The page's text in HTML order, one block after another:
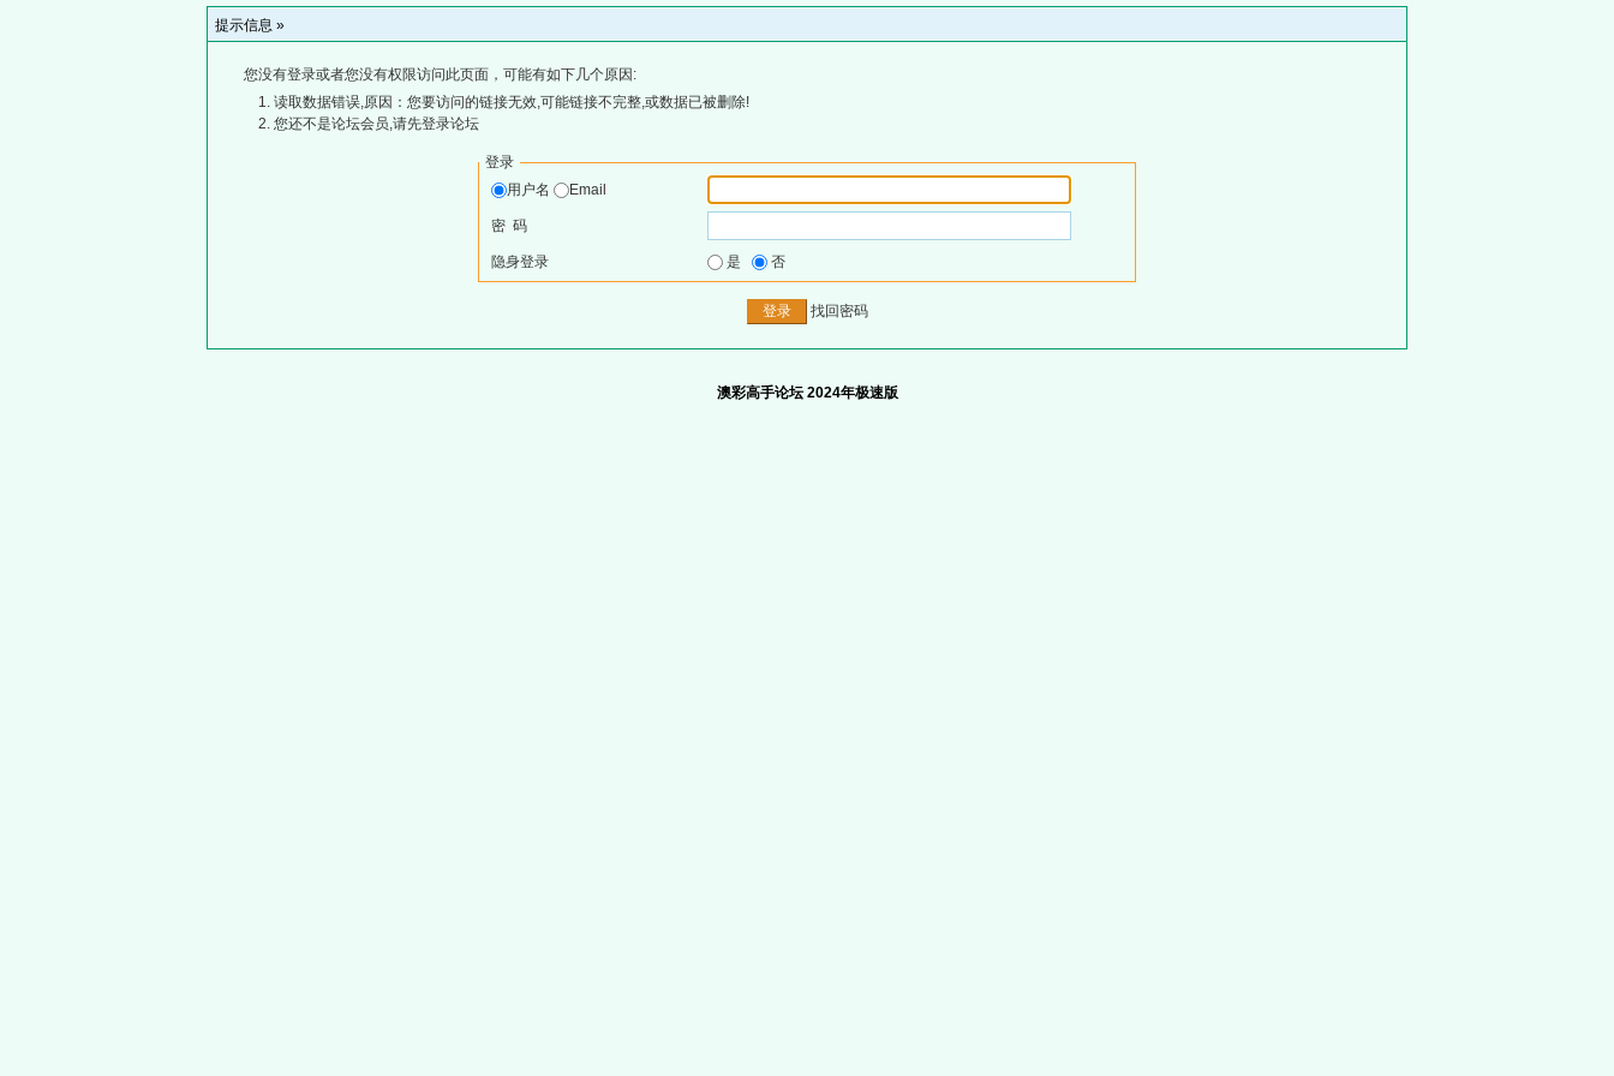
提示信息 »
您没有登录或者您没有权限访问此页面，可能有如下几个原因:
读取数据错误,原因：您要访问的链接无效,可能链接不完整,或数据已被删除!
您还不是论坛会员,请先登录论坛
登录
用户名
Email
密 码
隐身登录 是 否
找回密码
澳彩高手论坛 2024年极速版